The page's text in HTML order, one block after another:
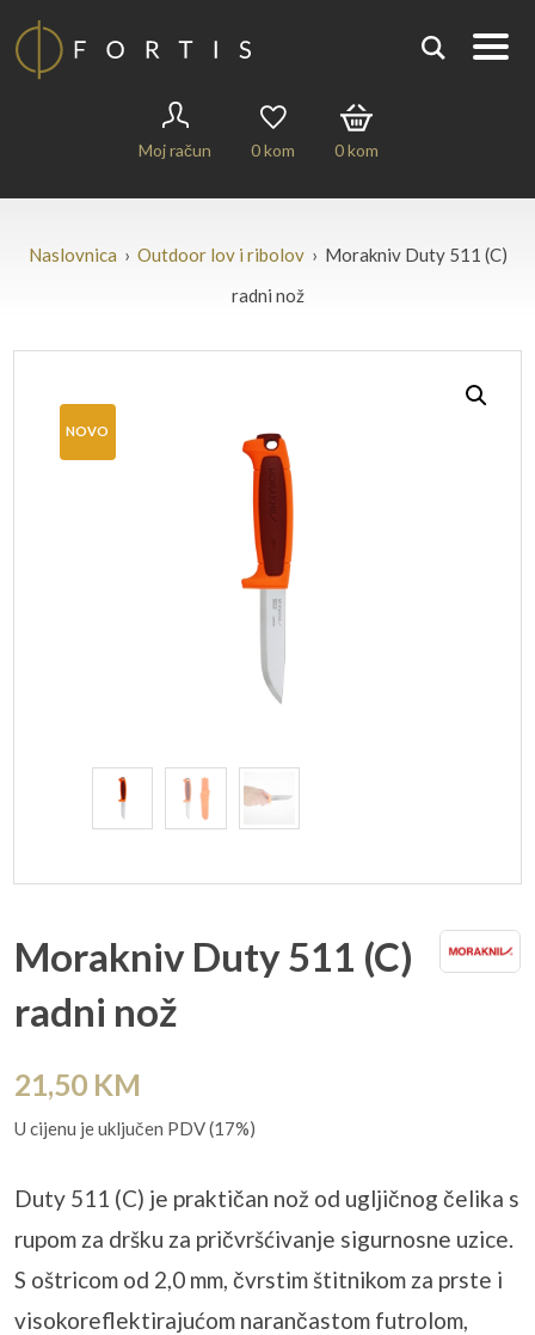
Moj račun 0kom 0kom
Naslovnica › Outdoor lov i ribolov› Morakniv Duty 511 (C)
radni nož
NOVO
Morakniv Duty 511 (C)
radni nož
21,50 KM
U cijenu je uključen PDV (17%)
Duty 511 (C) je praktičan nož od ugljičnog čelika s
rupom za dršku za pričvršćivanje sigurnosne uzice.
S oštricom od 2,0 mm, čvrstim štitnikom za prste i
visokoreflektirajućom narančastom futrolom,